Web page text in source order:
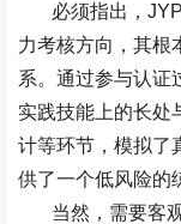
必须指出，
力考核方向，其根
系。通过参与认证
实践技能上的长处
计等环节，模拟了
供了一个低风险的
当然，需要客